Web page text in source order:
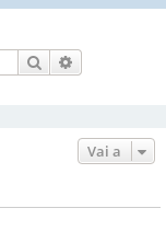
Cerca
Vai a